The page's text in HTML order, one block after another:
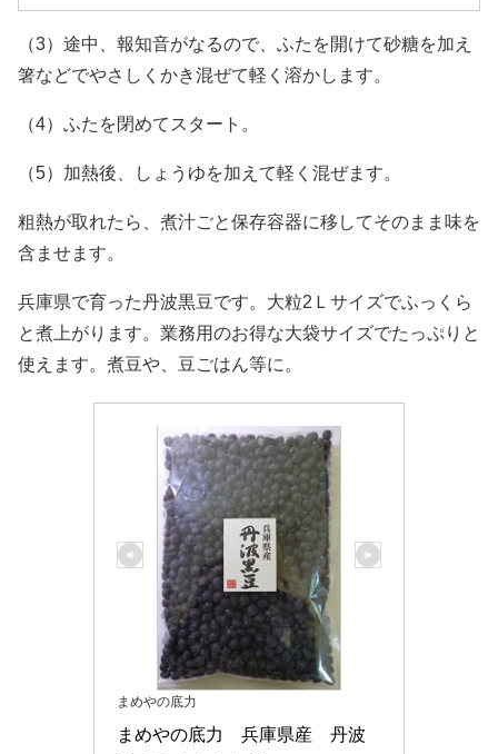
（3）途中、報知音がなるので、ふたを開けて砂糖を加え
箸などでやさしくかき混ぜて軽く溶かします。
（4）ふたを閉めてスタート。
（5）加熱後、しょうゆを加えて軽く混ぜます。
粗熱が取れたら、煮汁ごと保存容器に移してそのまま味を
含ませます。
兵庫県で育った丹波黒豆です。大粒2Ｌサイズでふっくら
と煮上がります。業務用のお得な大袋サイズでたっぷりと
使えます。煮豆や、豆ごはん等に。
まめやの底力
まめやの底力　兵庫県産　丹波